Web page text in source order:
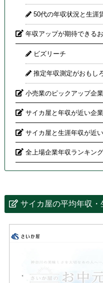
50代の年収状況と生涯
年収アップが期待できる
ビズリーチ
推定年収測定がおもし
小売業のピックアップ企業
サイカ屋と年収が近い企
サイカ屋と生涯年収が近
全上場企業年収ランキング
サイカ屋の平均年収